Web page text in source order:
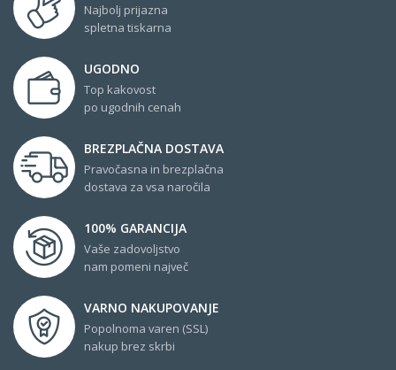
Najbolj prijazna
spletna tiskarna
UGODNO
Top kakovost
po ugodnih cenah
BREZPLAČNA DOSTAVA
Pravočasna in brezplačna
dostava za vsa naročila
100% GARANCIJA
Vaše zadovoljstvo
nam pomeni največ
VARNO NAKUPOVANJE
Popolnoma varen (SSL)
nakup brez skrbi